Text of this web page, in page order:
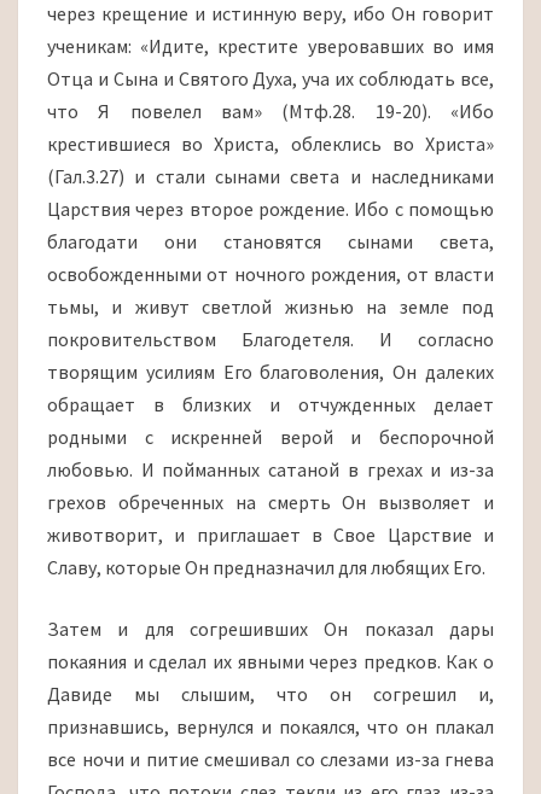
через крещение и истинную веру, ибо Он говорит
ученикам: «Идите, крестите уверовавших во имя
Отца и Сына и Святого Духа, уча их соблюдать все,
что Я повелел вам» (Мтф.28. 19-20). «Ибо
крестившиеся во Христа, облеклись во Христа»
(Гал.3.27) и стали сынами света и наследниками
Царствия через второе рождение. Ибо с помощью
благодати они становятся сынами света,
освобожденными от ночного рождения, от власти
тьмы, и живут светлой жизнью на земле под
покровительством Благодетеля. И согласно
творящим усилиям Его благоволения, Он далеких
обращает в близких и отчужденных делает
родными с искренней верой и беспорочной
любовью. И пойманных сатаной в грехах и из-за
грехов обреченных на смерть Он вызволяет и
животворит, и приглашает в Свое Царствие и
Славу, которые Он предназначил для любящих Его.
Затем и для согрешивших Он показал дары
покаяния и сделал их явными через предков. Как о
Давиде мы слышим, что он согрешил и,
признавшись, вернулся и покаялся, что он плакал
все ночи и питие смешивал со слезами из-за гнева